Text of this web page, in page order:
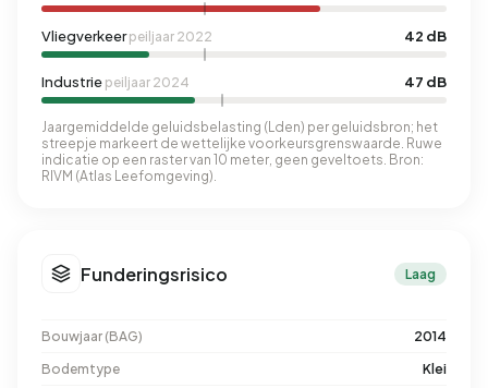
Vliegverkeerpeiljaar 2022 42 dB
Industrie peiljaar 2024 47 dB
Jaargemiddelde geluidsbelasting (Lden) per geluidsbron; het
streepje markeert de wettelijke voorkeursgrenswaarde. Ruwe
indicatie op een raster van 10 meter, geen geveltoets. Bron:
RIVM (Atlas Leefomgeving).
Funderingsrisico Laag
Bouwjaar (BAG)
2014
Bodemtype
Klei